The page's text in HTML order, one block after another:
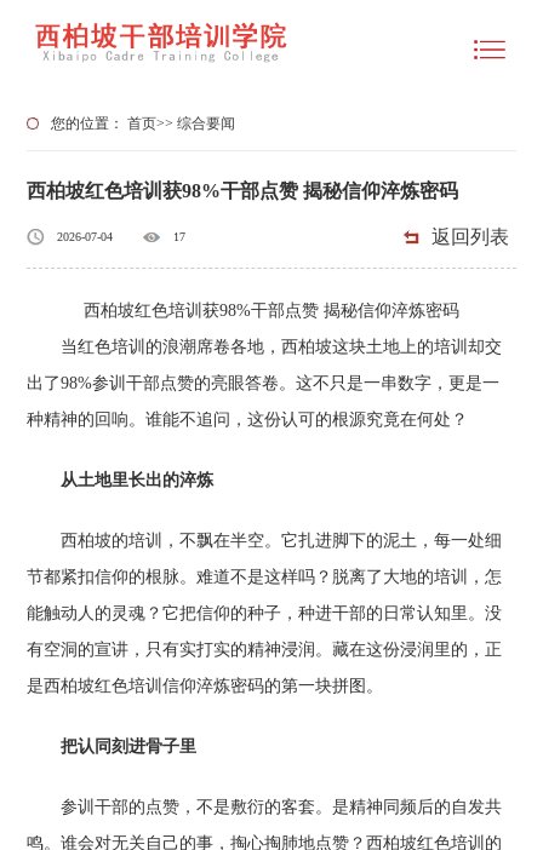
您的位置：首页>>综合要闻
西柏坡红色培训获98%干部点赞 揭秘信仰淬炼密码
2026-07-04 17 返回列表
西柏坡红色培训获98%干部点赞 揭秘信仰淬炼密码
当红色培训的浪潮席卷各地，西柏坡这块土地上的培训却交
出了98%参训干部点赞的亮眼答卷。这不只是一串数字，更是一
种精神的回响。谁能不追问，这份认可的根源究竟在何处？
从土地里长出的淬炼
西柏坡的培训，不飘在半空。它扎进脚下的泥土，每一处细
节都紧扣信仰的根脉。难道不是这样吗？脱离了大地的培训，怎
能触动人的灵魂？它把信仰的种子，种进干部的日常认知里。没
有空洞的宣讲，只有实打实的精神浸润。藏在这份浸润里的，正
是西柏坡红色培训信仰淬炼密码的第一块拼图。
把认同刻进骨子里
参训干部的点赞，不是敷衍的客套。是精神同频后的自发共
鸣。谁会对无关自己的事，掏心掏肺地点赞？西柏坡红色培训的